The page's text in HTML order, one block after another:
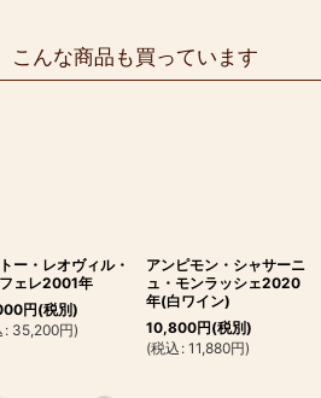
こんな商品も買っています
ー・レオヴィル・
ェレ2001年
円(税別)
: 35,200円)
アンピモン・シャサーニ
ュ・モンラッシェ2020
年(白ワイン)
10,800円(税別)
(税込 : 11,880円)